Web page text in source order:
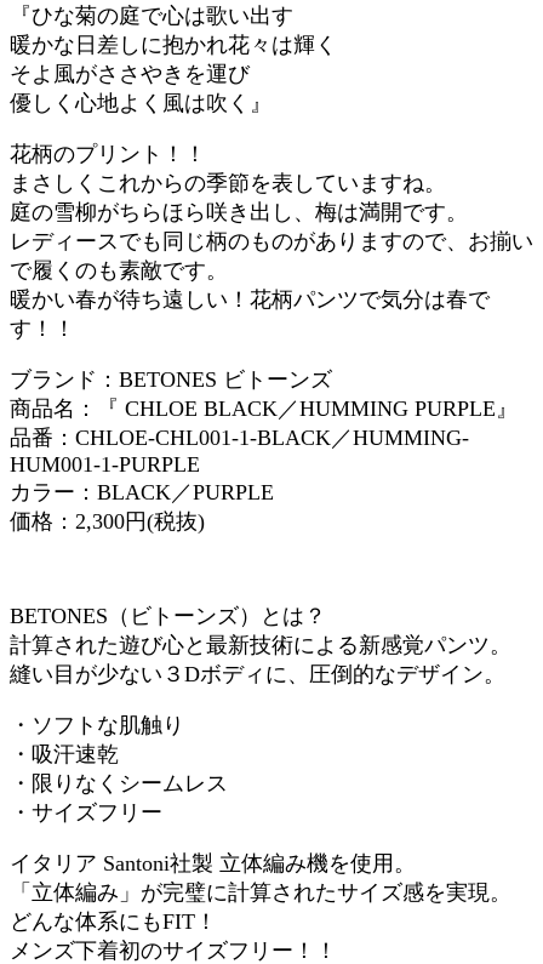
『ひな菊の庭で心は歌い出す
暖かな日差しに抱かれ花々は輝く
そよ風がささやきを運び
優しく心地よく風は吹く』
花柄のプリント！！
まさしくこれからの季節を表していますね。
庭の雪柳がちらほら咲き出し、梅は満開です。
レディースでも同じ柄のものがありますので、お揃い
で履くのも素敵です。
暖かい春が待ち遠しい！花柄パンツで気分は春で
す！！
ブランド：BETONES ビトーンズ
商品名：『 CHLOE BLACK／HUMMING PURPLE』
品番：CHLOE-CHL001-1-BLACK／HUMMING-
HUM001-1-PURPLE
カラー：BLACK／PURPLE
価格：2,300円(税抜)
BETONES（ビトーンズ）とは？
計算された遊び心と最新技術による新感覚パンツ。
縫い目が少ない３Dボディに、圧倒的なデザイン。
・ソフトな肌触り
・吸汗速乾
・限りなくシームレス
・サイズフリー
イタリア Santoni社製 立体編み機を使用。
「立体編み」が完璧に計算されたサイズ感を実現。
どんな体系にもFIT！
メンズ下着初のサイズフリー！！